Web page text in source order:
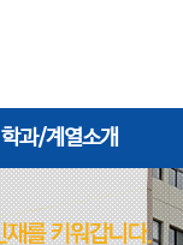
학과/계열소개